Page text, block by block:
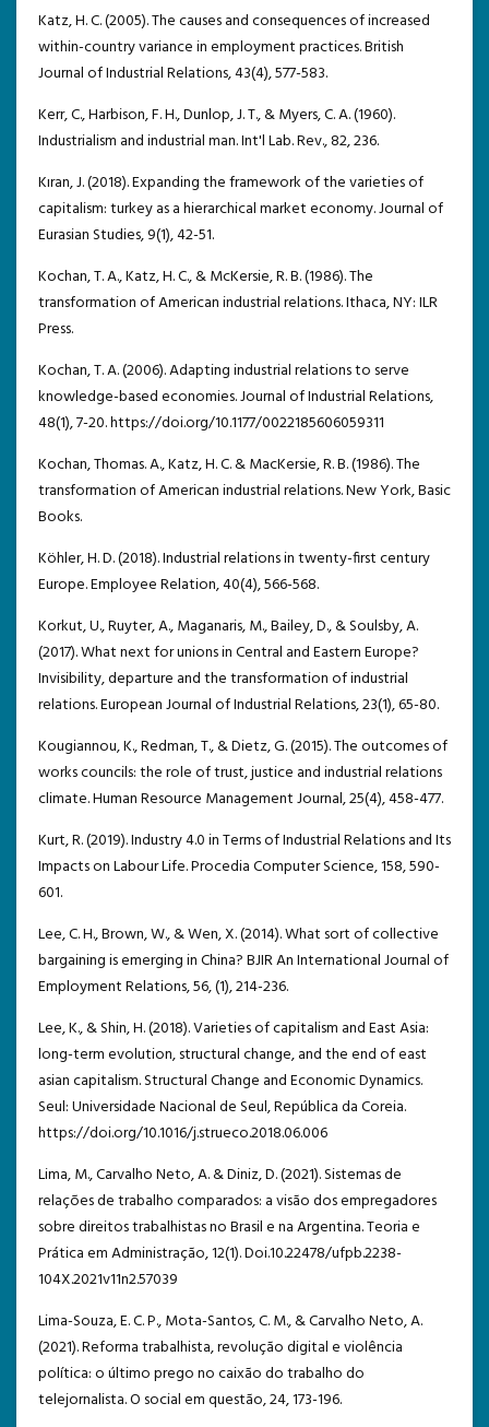
Katz, H. C. (2005). The causes and consequences of increased
within-country variance in employment practices. British
Journal of Industrial Relations, 43(4), 577-583.
Kerr, C., Harbison, F. H., Dunlop, J. T., & Myers, C. A. (1960).
Industrialism and industrial man. Int'l Lab. Rev., 82, 236.
Kıran, J. (2018). Expanding the framework of the varieties of
capitalism: turkey as a hierarchical market economy. Journal of
Eurasian Studies, 9(1), 42-51.
Kochan, T. A., Katz, H. C., & McKersie, R. B. (1986). The
transformation of American industrial relations. Ithaca, NY: ILR
Press.
Kochan, T. A. (2006). Adapting industrial relations to serve
knowledge-based economies. Journal of Industrial Relations,
48(1), 7-20. https://doi.org/10.1177/0022185606059311
Kochan, Thomas. A., Katz, H. C. & MacKersie, R. B. (1986). The
transformation of American industrial relations. New York, Basic
Books.
Köhler, H. D. (2018). Industrial relations in twenty-first century
Europe. Employee Relation, 40(4), 566-568.
Korkut, U., Ruyter, A., Maganaris, M., Bailey, D., & Soulsby, A.
(2017). What next for unions in Central and Eastern Europe?
Invisibility, departure and the transformation of industrial
relations. European Journal of Industrial Relations, 23(1), 65-80.
Kougiannou, K., Redman, T., & Dietz, G. (2015). The outcomes of
works councils: the role of trust, justice and industrial relations
climate. Human Resource Management Journal, 25(4), 458-477.
Kurt, R. (2019). Industry 4.0 in Terms of Industrial Relations and Its
Impacts on Labour Life. Procedia Computer Science, 158, 590-
601.
Lee, C. H., Brown, W., & Wen, X. (2014). What sort of collective
bargaining is emerging in China? BJIR An International Journal of
Employment Relations, 56, (1), 214-236.
Lee, K., & Shin, H. (2018). Varieties of capitalism and East Asia:
long-term evolution, structural change, and the end of east
asian capitalism. Structural Change and Economic Dynamics.
Seul: Universidade Nacional de Seul, República da Coreia.
https://doi.org/10.1016/j.strueco.2018.06.006
Lima, M., Carvalho Neto, A. & Diniz, D. (2021). Sistemas de
relações de trabalho comparados: a visão dos empregadores
sobre direitos trabalhistas no Brasil e na Argentina. Teoria e
Prática em Administração, 12(1). Doi.10.22478/ufpb.2238-
104X.2021v11n2.57039
Lima-Souza, E. C. P., Mota-Santos, C. M., & Carvalho Neto, A.
(2021). Reforma trabalhista, revolução digital e violência
política: o último prego no caixão do trabalho do
telejornalista. O social em questão, 24, 173-196.